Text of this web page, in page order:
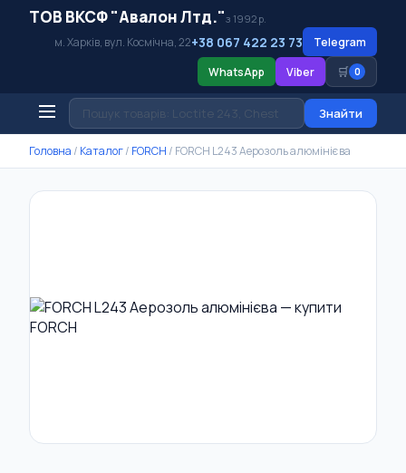
ТОВ ВКСФ "Авалон Лтд."з 1992 р.
м. Харків, вул. Космічна, 22+38 067 422 23 73
Telegram
WhatsApp
Viber 🛒 0
Знайти
Головна / Каталог/ FORCH / FORCH L243 Аерозоль алюмінієва